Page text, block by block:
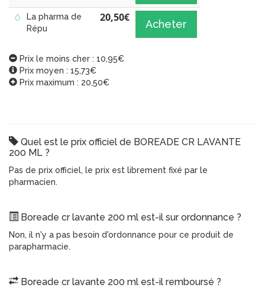
La pharma de
Répu
20,50€
Acheter
Prix le moins cher : 10,95€
Prix moyen : 15,73€
Prix maximum : 20,50€
Quel est le prix officiel de BOREADE CR LAVANTE
200 ML ?
Pas de prix officiel, le prix est librement fixé par le
pharmacien.
Boreade cr lavante 200 ml est-il sur ordonnance ?
Non, il n'y a pas besoin d'ordonnance pour ce produit de
parapharmacie.
Boreade cr lavante 200 ml est-il remboursé ?